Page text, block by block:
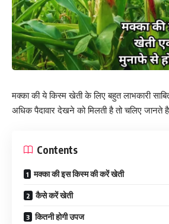
मक्का की ये किस्म खेती के लिए बहुत लाभकारी
अधिक पैदावार देखने को मिलती है तो चलिए जानते
Contents
मक्का की इस किस्म की करें खेती
कैसे करें खेती
कितनी होगी उपज